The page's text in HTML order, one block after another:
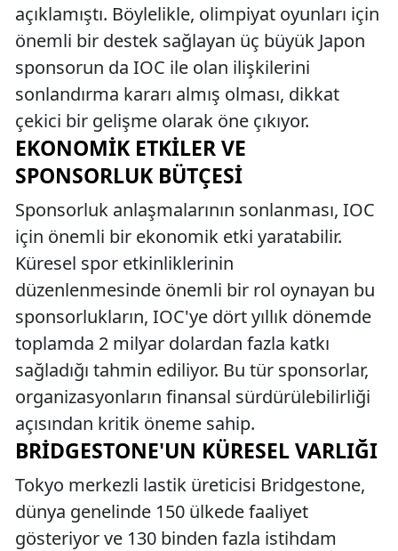
açıklamıştı. Böylelikle, olimpiyat oyunları için
önemli bir destek sağlayan üç büyük Japon
sponsorun da IOC ile olan ilişkilerini
sonlandırma kararı almış olması, dikkat
çekici bir gelişme olarak öne çıkıyor.
EKONOMIK ETKILER VE
SPONSORLUK BÜTÇESI
Sponsorluk anlaşmalarının sonlanması, IOC
için önemli bir ekonomik etki yaratabilir.
Küresel spor etkinliklerinin
düzenlenmesinde önemli bir rol oynayan bu
sponsorlukların, IOC'ye dört yıllık dönemde
toplamda 2 milyar dolardan fazla katkı
sağladığı tahmin ediliyor. Bu tür sponsorlar,
organizasyonların finansal sürdürülebilirliği
açısından kritik öneme sahip.
BRIDGESTONE'UN KÜRESEL VARLIĞI
Tokyo merkezli lastik üreticisi Bridgestone,
dünya genelinde 150 ülkede faaliyet
gösteriyor ve 130 binden fazla istihdam